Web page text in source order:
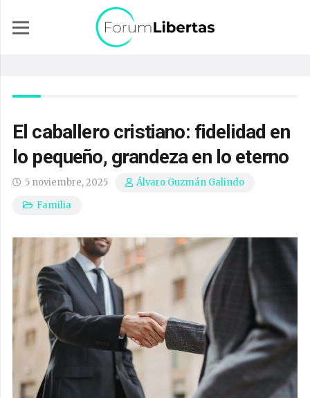
El caballero cristiano: fidelidad en
lo pequeño, grandeza en lo eterno
5 noviembre, 2025
Álvaro Guzmán Galindo
Familia